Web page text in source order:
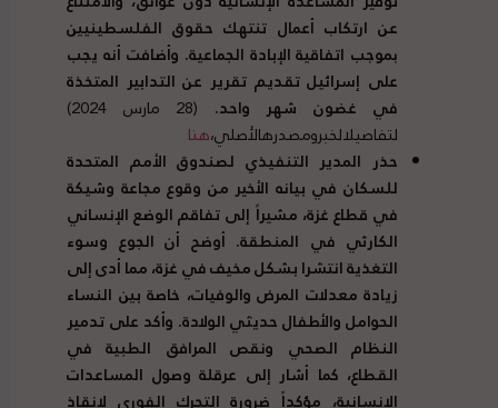
عن ارتكاب أعمال تنتهك حقوق الفلسطينيين
بموجب اتفاقية الإبادة الجماعية. وأضافت أنه يجب
على إسرائيل تقديم تقرير عن التدابير المتخذة
في غضون شهر واحد.
(28 مارس 2024)
لتفاصيلالخبرومصدرهالأصلي،هنا
حذر المدير التنفيذي لصندوق الأمم المتحدة
للسكان في بيانه الأخير من وقوع مجاعة وشيكة
في قطاع غزة، مشيراً إلى تفاقم الوضع الإنساني
الكارثي في المنطقة. أوضح أن الجوع وسوء
التغذية انتشرا بشكل مخيف في غزة، مما أدى إلى
زيادة معدلات المرض والوفيات، خاصة بين النساء
الحوامل والأطفال حديثي الولادة. وأكد على تدمير
النظام الصحي ونقص المرافق الطبية في
القطاع، كما أشار إلى عرقلة وصول المساعدات
الإنسانية، مؤكداً ضرورة التحرك الفوري لإنقاذ